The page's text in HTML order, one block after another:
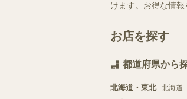
けます。お得な情報
お店を探す
都道府県から
北海道・東北 北海道